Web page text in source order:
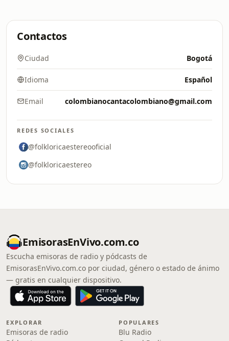
Contactos
Ciudad Bogotá
Idioma Español
Email colombianocantacolombiano@gmail.com
REDES SOCIALES
@folkloricaestereooficial
@folkloricaestereo
EmisorasEnVivo.com.co
Escucha emisoras de radio y pódcasts de
EmisorasEnVivo.com.co por ciudad, género o estado de ánimo
— gratis en cualquier dispositivo.
EXPLORAR
Emisoras de radio
POPULARES
Blu Radio